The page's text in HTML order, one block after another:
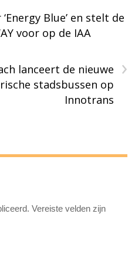
Blue’ en stelt de
voor op de IAA
›
lanceert de nieuwe
stadsbussen op
Innotrans
Vereiste velden zijn